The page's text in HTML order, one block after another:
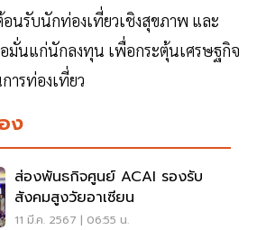
นรับนักท่องเที่ยวเชิงสุขภาพ และ
อมั่นแก่นักลงทุน เพื่อกระตุ้นเศรษฐกิจ
ารท่องเที่ยว
ง
ส่องพันธกิจศูนย์ ACAI รองรับ
สังคมสูงวัยอาเซียน
11 มี.ค. 2567 | 06:55 น.